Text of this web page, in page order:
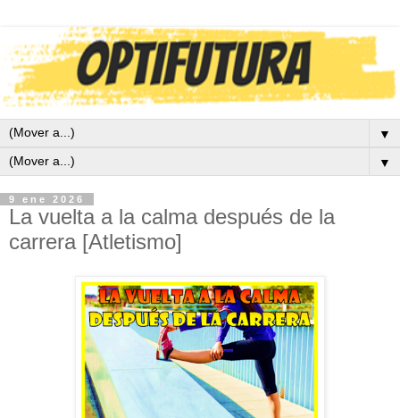
▼
▼
9 ene 2026
La vuelta a la calma después de la
carrera [Atletismo]